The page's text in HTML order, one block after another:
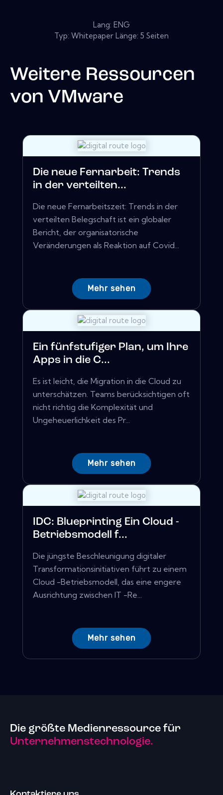
Lang: ENG
Typ: Whitepaper Länge: 5 Seiten
Weitere Ressourcen
von VMware
Die neue Fernarbeit: Trends
in der verteilten...
Die neue Fernarbeitszeit: Trends in der
verteilten Belegschaft ist ein globaler
Bericht, der organisatorische
Veränderungen als Reaktion auf Covid...
Mehr sehen
Ein fünfstufiger Plan, um Ihre
Apps in die C...
Es ist leicht, die Migration in die Cloud zu
unterschätzen. Teams berücksichtigen oft
nicht richtig die Komplexität und
Ungeheuerlichkeit des Pr...
Mehr sehen
IDC: Blueprinting Ein Cloud -
Betriebsmodell f...
Die jüngste Beschleunigung digitaler
Transformationsinitiativen führt zu einem
Cloud -Betriebsmodell, das eine engere
Ausrichtung zwischen IT -Re...
Mehr sehen
Die größte Medienressource für
Unternehmenstechnologie.